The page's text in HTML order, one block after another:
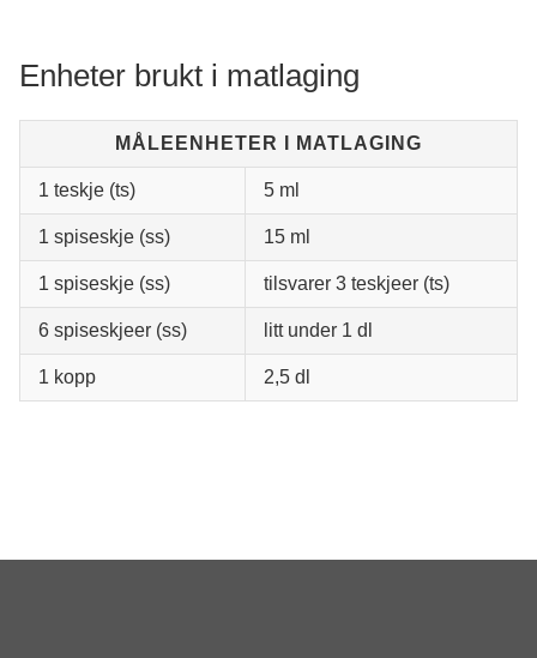
Enheter brukt i matlaging
MÅLEENHETER I MATLAGING
1 teskje (ts) 5 ml
1 spiseskje (ss) 15 ml
1 spiseskje (ss) tilsvarer 3 teskjeer (ts)
6 spiseskjeer (ss) litt under 1 dl
1 kopp 2,5 dl